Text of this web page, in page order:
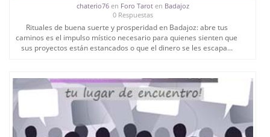
chaterio76en Foro Taroten Badajoz
0 Respuestas
Rituales de buena suerte y prosperidad en Badajoz: abre tus
caminos es el impulso místico necesario para quienes sienten que
sus proyectos están estancados o que el dinero se les escapa...